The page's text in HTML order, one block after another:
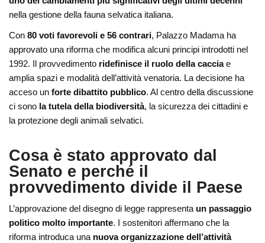
nella gestione della fauna selvatica italiana.
Con80 voti favorevoli e 56 contrari, Palazzo Madama ha
approvato una riforma che modifica alcuni principi introdotti nel
1992. Il provvedimento ridefinisce il ruolo della cacciae
amplia spazi e modalità dell’attività venatoria. La decisione ha
acceso unforte dibattito pubblico. Al centro della discussione
ci sono la tutela della biodiversità, la sicurezza dei cittadini e
la protezione degli animali selvatici.
Cosa è stato approvato dal
Senato e perché il
provvedimento divide il Paese
L’approvazione del disegno di legge rappresenta un passaggio
politico molto importante. I sostenitori affermano che la
riforma introduca una nuova organizzazione dell’attività